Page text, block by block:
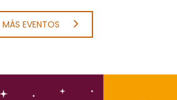
MÁS EVENTOS